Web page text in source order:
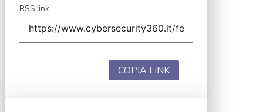
RSS link
COPIA LINK